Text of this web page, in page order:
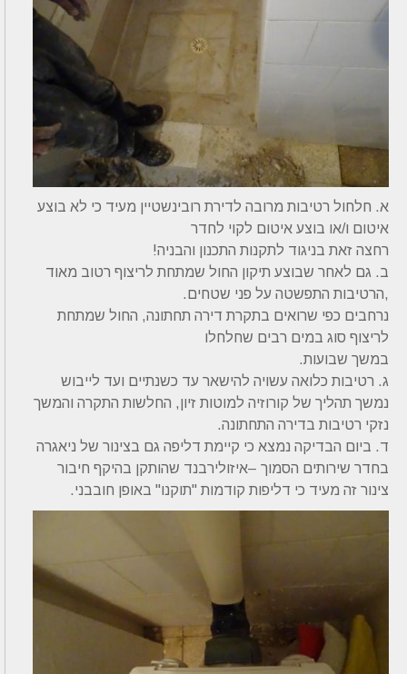
א. חלחול רטיבות מרובה לדירת רובינשטיין מעיד כי לא בוצע
איטום ו/או בוצע איטום לקוי לחדר
רחצה זאת בניגוד לתקנות התכנון והבניה!
ב. גם לאחר שבוצע תיקון החול שמתחת לריצוף רטוב מאוד
,הרטיבות התפשטה על פני שטחים.
נרחבים כפי שרואים בתקרת דירה תחתונה, החול שמתחת
לריצוף סוג במים רבים שחלחלו
במשך שבועות.
ג. רטיבות כלואה עשויה להישאר עד כשנתיים ועד לייבוש
נמשך תהליך של קורוזיה למוטות זיון, החלשות התקרה והמשך
נזקי רטיבות בדירה התחתונה.
ד. ביום הבדיקה נמצא כי קיימת דליפה גם בצינור של ניאגרה
בחדר שירותים הסמוך –איזולירבנד שהותקן בהיקף חיבור
צינור זה מעיד כי דליפות קודמות "תוקנו" באופן חובבני.